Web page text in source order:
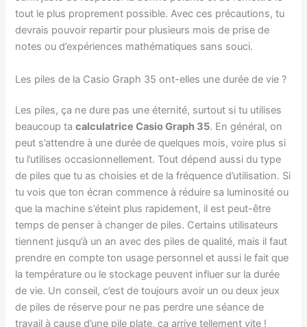
tout le plus proprement possible. Avec ces précautions, tu
devrais pouvoir repartir pour plusieurs mois de prise de
notes ou d’expériences mathématiques sans souci.
Les piles de la Casio Graph 35 ont-elles une durée de vie ?
Les piles, ça ne dure pas une éternité, surtout si tu utilises
beaucoup tacalculatrice Casio Graph 35. En général, on
peut s’attendre à une durée de quelques mois, voire plus si
tu l’utilises occasionnellement. Tout dépend aussi du type
de piles que tu as choisies et de la fréquence d’utilisation. Si
tu vois que ton écran commence à réduire sa luminosité ou
que la machine s’éteint plus rapidement, il est peut-être
temps de penser à changer de piles. Certains utilisateurs
tiennent jusqu’à un an avec des piles de qualité, mais il faut
prendre en compte ton usage personnel et aussi le fait que
la température ou le stockage peuvent influer sur la durée
de vie. Un conseil, c’est de toujours avoir un ou deux jeux
de piles de réserve pour ne pas perdre une séance de
travail à cause d’une pile plate, ça arrive tellement vite !